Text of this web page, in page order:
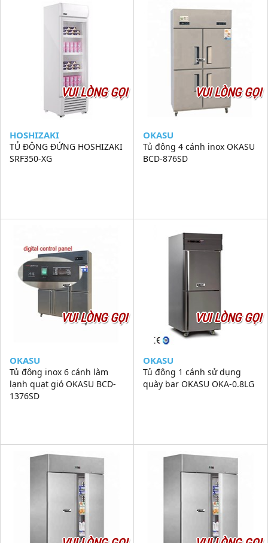
VUI LÒNG GỌI
HOSHIZAKI
TỦ ĐÔNG ĐỨNG HOSHIZAKI
SRF350-XG
VUI LÒNG GỌI
OKASU
Tủ đông 4 cánh inox OKASU
BCD-876SD
VUI LÒNG GỌI
OKASU
Tủ đông inox 6 cánh làm
lạnh quạt gió OKASU BCD-
1376SD
VUI LÒNG GỌI
OKASU
Tủ đông 1 cánh sử dụng
quày bar OKASU OKA-0.8LG